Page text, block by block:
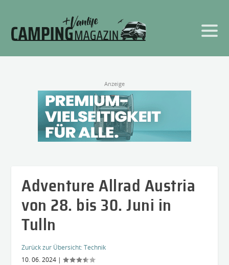
Anzeige
Adventure Allrad Austria
von 28. bis 30. Juni in
Tulln
Zurück zur Übersicht:Technik
10. 06. 2024 |